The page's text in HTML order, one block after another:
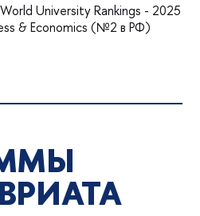
University Rankings - 2025
& Economics (№2 в РФ)